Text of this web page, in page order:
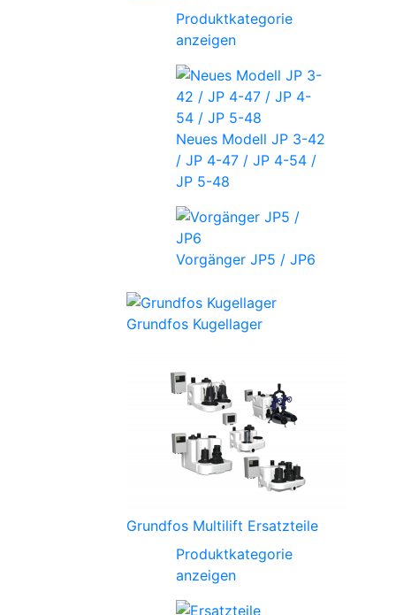
Produktkategorie
anzeigen
Neues Modell JP 3-42
/ JP 4-47 / JP 4-54 /
JP 5-48
Vorgänger JP5 / JP6
Grundfos Kugellager
Grundfos Multilift Ersatzteile
Produktkategorie
anzeigen